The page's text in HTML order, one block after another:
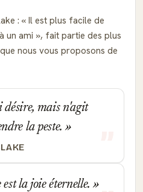
:
Il est plus facile de
un ami
, fait partie des plus
nous vous proposons de
mais n'agit
la peste.
la joie éternelle.